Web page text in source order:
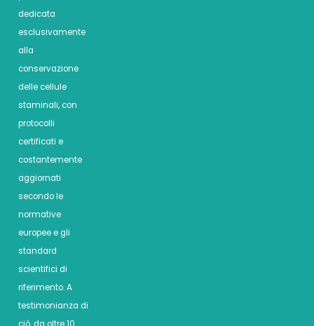
dedicata
esclusivamente
alla
conservazione
delle cellule
staminali, con
protocolli
certificati e
costantemente
aggiornati
secondo le
normative
europee e gli
standard
scientifici di
riferimento. A
testimonianza di
ciò, da oltre 10